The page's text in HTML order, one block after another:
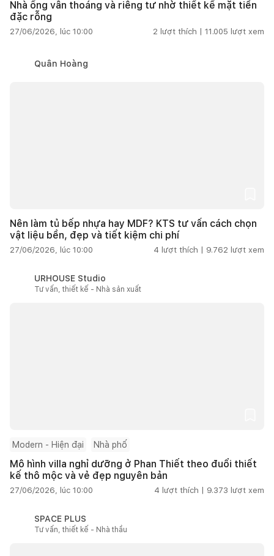
Nhà ống vẫn thoáng và riêng tư nhờ thiết kế mặt tiền
đặc rỗng
27/06/2026, lúc 10:00 2 lượt thích | 11.005 lượt xem
Quân Hoàng
Nên làm tủ bếp nhựa hay MDF? KTS tư vấn cách chọn
vật liệu bền, đẹp và tiết kiệm chi phí
27/06/2026, lúc 10:00 4 lượt thích | 9.762 lượt xem
URHOUSE Studio
Tư vấn, thiết kế - Nhà sản xuất
Modern - Hiện đại Nhà phố
Mô hình villa nghỉ dưỡng ở Phan Thiết theo đuổi thiết
kế thô mộc và vẻ đẹp nguyên bản
27/06/2026, lúc 10:00 4 lượt thích | 9.373 lượt xem
SPACE PLUS
Tư vấn, thiết kế - Nhà thầu